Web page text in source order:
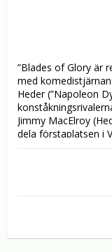
”Blades of Glory är
med komedistjärnan
Heder (”Napoleon
Jimmy MacElroy
dela förstaplatsen i
gör det möjligt för